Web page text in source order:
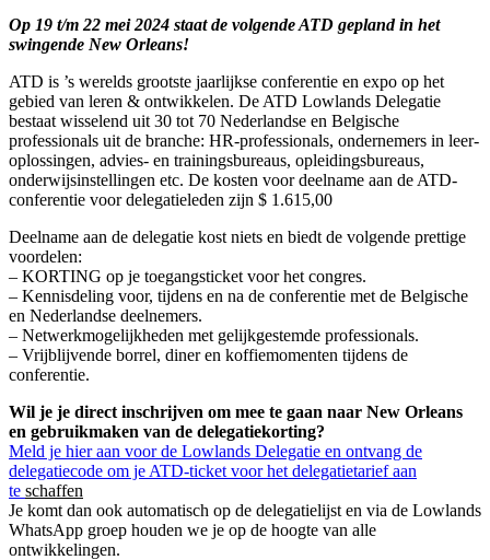
Op 19 t/m 22 mei 2024 staat de volgende ATD gepland in het
swingende New Orleans!
ATD is ’s werelds grootste jaarlijkse conferentie en expo op het
gebied van leren & ontwikkelen. De ATD Lowlands Delegatie
bestaat wisselend uit 30 tot 70 Nederlandse en Belgische
professionals uit de branche: HR-professionals, ondernemers in leer-
oplossingen, advies- en trainingsbureaus, opleidingsbureaus,
onderwijsinstellingen etc. De kosten voor deelname aan de ATD-
conferentie voor delegatieleden zijn $ 1.615,00
Deelname aan de delegatie kost niets en biedt de volgende prettige
voordelen:
– KORTING op je toegangsticket voor het congres.
– Kennisdeling voor, tijdens en na de conferentie met de Belgische
en Nederlandse deelnemers.
– Netwerkmogelijkheden met gelijkgestemde professionals.
– Vrijblijvende borrel, diner en koffiemomenten tijdens de
conferentie.
Wil je je direct inschrijven om mee te gaan naar New Orleans
en gebruikmaken van de delegatiekorting?
Meld je hier aan voor de Lowlands Delegatie en ontvang de
delegatiecode om je ATD-ticket voor het delegatietarief aan
te schaffen
Je komt dan ook automatisch op de delegatielijst en via de Lowlands
WhatsApp groep houden we je op de hoogte van alle
ontwikkelingen.